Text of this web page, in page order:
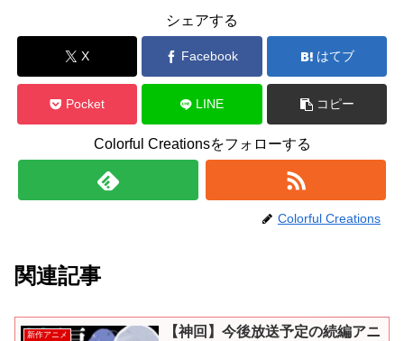
シェアする
X Facebook はてブ
Pocket LINE コピー
Colorful Creationsをフォローする
Colorful Creations
関連記事
新作アニメ
【神回】今後放送予定の続編アニ